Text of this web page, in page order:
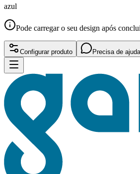
azul
Pode carregar o seu design após
Configurar produto Precisa de